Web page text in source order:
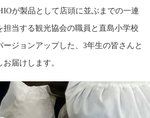
が製品として店頭に並ぶまでの一連
担当する観光協会の職員と直島小学校
ジョンアップした、3年生の皆さんと
届けします。